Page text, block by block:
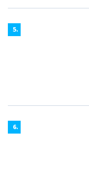
5.
6.